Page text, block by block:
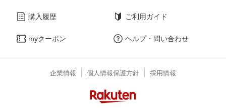
購入履歴
myクーポン
ご利用ガイド
ヘルプ・問い合わせ
企業情報 個人情報保護方針 採用情報